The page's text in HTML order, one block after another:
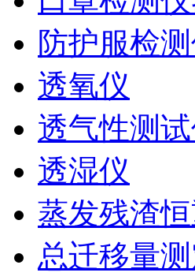
防护服检
透氧仪
透气性测
透湿仪
蒸发残渣
总迁移量